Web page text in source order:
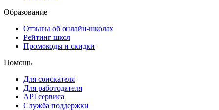
Образование
Отзывы об онлайн-школах
Рейтинг школ
Промокоды и скидки
Помощь
Для соискателя
Для работодателя
API сервиса
Служба поддержки